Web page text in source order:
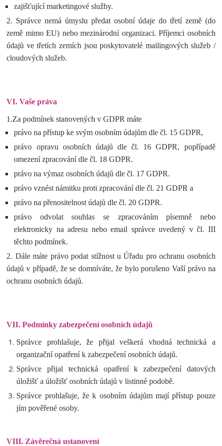
zajišťující marketingové služby.
2. Správce nemá úmyslu předat osobní údaje do třetí země (do
země mimo EU) nebo mezinárodní organizaci. Příjemci osobních
údajů ve třetích zemích jsou poskytovatelé mailingových služeb /
cloudových služeb.
VI.Vaše práva
1.Za podmínek stanovených v GDPR máte
právo na přístup ke svým osobním údajům dle čl. 15 GDPR,
právo opravu osobních údajů dle čl. 16 GDPR, popřípadě
omezení zpracování dle čl. 18 GDPR.
právo na výmaz osobních údajů dle čl. 17 GDPR.
právo vznést námitku proti zpracování dle čl. 21 GDPR a
právo na přenositelnost údajů dle čl. 20 GDPR.
právo odvolat souhlas se zpracováním písemně nebo
elektronicky na adresu nebo email správce uvedený v čl. III
těchto podmínek.
2. Dále máte právo podat stížnost u Úřadu pro ochranu osobních
údajů v případě, že se domníváte, že bylo porušeno Vaší právo na
ochranu osobních údajů.
VII.Podmínky zabezpečení osobních údajů
Správce prohlašuje, že přijal veškerá vhodná technická a
organizační opatření k zabezpečení osobních údajů.
Správce přijal technická opatření k zabezpečení datových
úložišť a úložišť osobních údajů v listinné podobě.
Správce prohlašuje, že k osobním údajům mají přístup pouze
jím pověřené osoby.
VIII. Závěrečná ustanovení